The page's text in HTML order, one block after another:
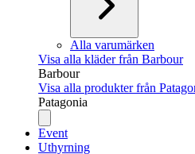
Alla varumärken
Visa alla kläder från Barbour
Barbour
Visa alla produkter från
Patagonia
Event
Uthyrning